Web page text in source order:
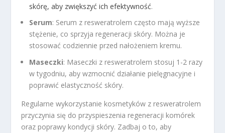
skórę, aby zwiększyć ich efektywność.
Serum: Serum z resweratrolem często mają wyższe
stężenie, co sprzyja regeneracji skóry. Można je
stosować codziennie przed nałożeniem kremu.
Maseczki: Maseczki z resweratrolem stosuj 1-2 razy
w tygodniu, aby wzmocnić działanie pielęgnacyjne i
poprawić elastyczność skóry.
Regularne wykorzystanie kosmetyków z resweratrolem
przyczynia się do przyspieszenia regeneracji komórek
oraz poprawy kondycji skóry. Zadbaj o to, aby